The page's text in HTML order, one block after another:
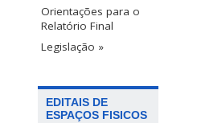
Orientações para o
Relatório Final
Legislação »
EDITAIS DE
ESPAÇOS FISICOS